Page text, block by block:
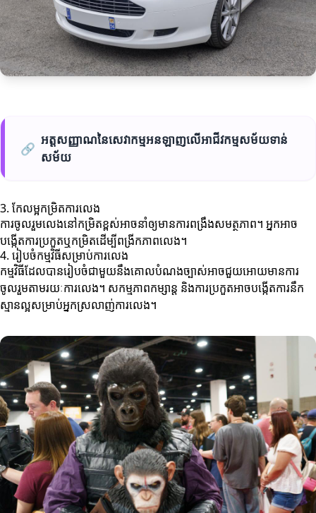
🔗
អត្តសញ្ញាណនៃសេវាកម្មអនឡាញលើអាជីវកម្មសម័យទាន់
សម័យ
3. កែលម្អកម្រិតការលេង
ការចូលរួមលេងនៅកម្រិតខ្ពស់អាចនាំឲ្យមានការពង្រឹងសមត្ថភាព។ អ្នកអាច
បង្កើតការប្រកួតឬកម្រិតដើម្បីពង្រីកភាពលេង។
4. រៀបចំកម្មវិធីសម្រាប់ការលេង
កម្មវិធីដែលបានរៀបចំជាមួយនឹងគោលបំណងច្បាស់អាចជួយអោយមានការ
ចូលរួមតាមរយៈការលេង។ សកម្មភាពកម្សាន្ត និងការប្រកួតអាចបង្កើតការនឹក
ស្មានល្អសម្រាប់អ្នកស្រលាញ់ការលេង។